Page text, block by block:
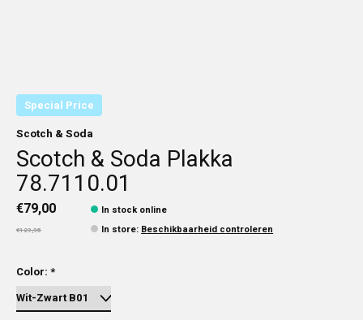
Special Price
Scotch & Soda
Scotch & Soda Plakka
78.7110.01
€79,00
€129,95
In stock online
In store: Beschikbaarheid controleren
Color: *